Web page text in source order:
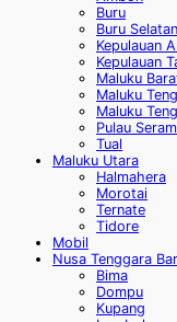
Buru
Buru Selatan
Kepulauan
Kepulauan
Maluku
Maluku
Maluku
Pulau Seram
Tual
Maluku Utara
Halmahera
Morotai
Ternate
Tidore
Mobil
Nusa Tenggara
Bima
Dompu
Kupang